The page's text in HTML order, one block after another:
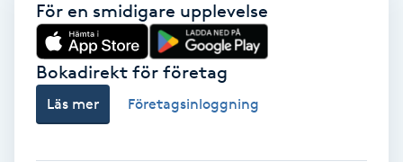
Dermapen
Diamantslipning
För en smidigare upplevelse
Bokadirekt för företag
Läs mer Företagsinloggning